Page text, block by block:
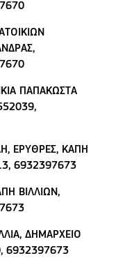
ΠΑΠΑΚΩΣΤΑ
ΕΡΥΘΡΕΣ, ΚΑΠΗ
6932397673
ΒΙΛΛΙΩΝ,
ΔΗΜΑΡΧΕΙΟ
6932397673